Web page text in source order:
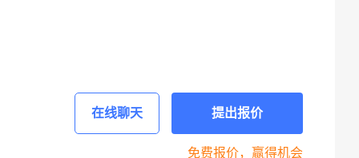
在线聊天 提出报价
免费报价，赢得机会